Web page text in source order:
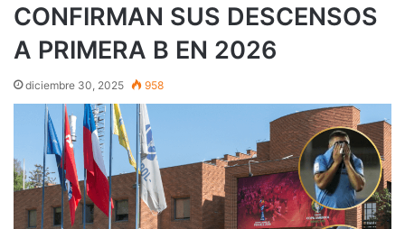
CONFIRMAN SUS DESCENSOS
A PRIMERA B EN 2026
diciembre 30, 2025 958